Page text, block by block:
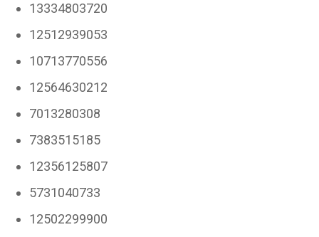
13334803720
12512939053
10713770556
12564630212
7013280308
7383515185
12356125807
5731040733
12502299900